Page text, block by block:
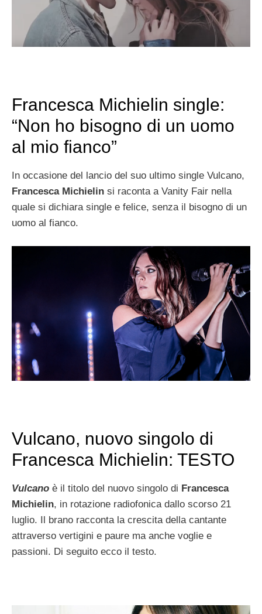
Francesca Michielin single:
“Non ho bisogno di un uomo
al mio fianco”
In occasione del lancio del suo ultimo single Vulcano,
Francesca Michielin si raconta a Vanity Fair nella
quale si dichiara single e felice, senza il bisogno di un
uomo al fianco.
Vulcano, nuovo singolo di
Francesca Michielin: TESTO
Vulcano è il titolo del nuovo singolo di Francesca
Michielin, in rotazione radiofonica dallo scorso 21
luglio. Il brano racconta la crescita della cantante
attraverso vertigini e paure ma anche voglie e
passioni. Di seguito ecco il testo.